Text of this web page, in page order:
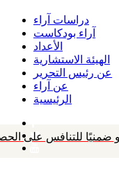
دراسات آراء
آراء بودكاست
الأعداد
الهيئة الاستشارية
عن رئيس التحرير
عن آراء
الرئيسية
ضمنيًا للتنافس على